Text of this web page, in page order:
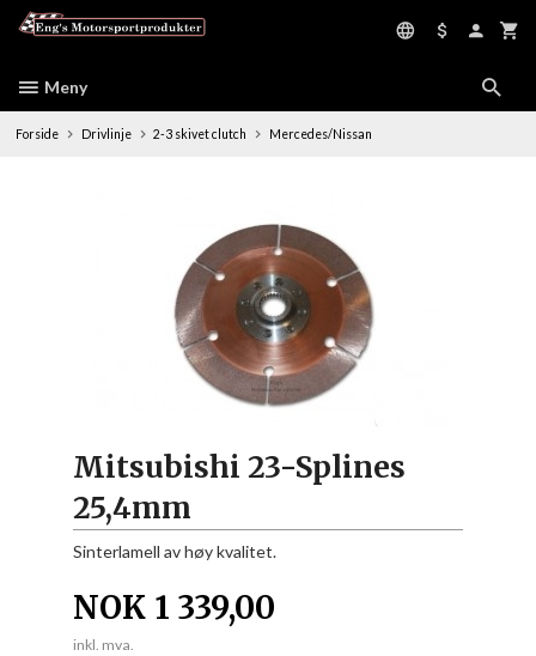
Meny
Forside Drivlinje 2-3 skivet clutch Mercedes/Nissan
Mitsubishi 23-Splines
25,4mm
Sinterlamell av høy kvalitet.
NOK 1 339,00
inkl. mva.